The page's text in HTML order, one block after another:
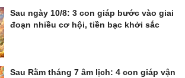
Sau ngày 10/8: 3 con giáp bước vào giai
đoạn nhiều cơ hội, tiền bạc khởi sắc
Sau Rằm tháng 7 âm lịch: 4 con giáp vận